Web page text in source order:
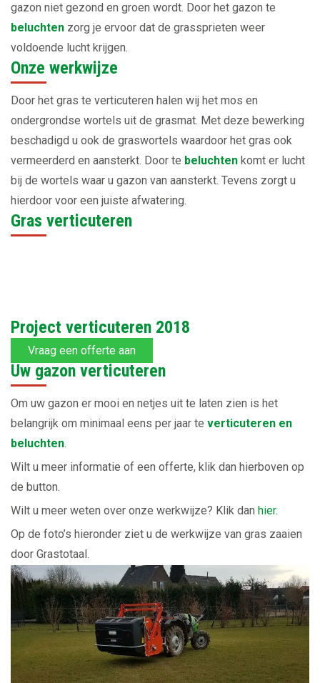
gazon niet gezond en groen wordt. Door het gazon te
beluchten zorg je ervoor dat de grassprieten weer
voldoende lucht krijgen.
Onze werkwijze
Door het gras te verticuteren halen wij het mos en
ondergrondse wortels uit de grasmat. Met deze bewerking
beschadigd u ook de graswortels waardoor het gras ook
vermeerderd en aansterkt. Door te beluchten komt er lucht
bij de wortels waar u gazon van aansterkt. Tevens zorgt u
hierdoor voor een juiste afwatering.
Gras verticuteren
Project verticuteren 2018
Vraag een offerte aan
Uw gazon verticuteren
Om uw gazon er mooi en netjes uit te laten zien is het
belangrijk om minimaal eens per jaar te verticuteren en
beluchten.
Wilt u meer informatie of een offerte, klik dan hierboven op
de button.
Wilt u meer weten over onze werkwijze? Klik dan hier.
Op de foto’s hieronder ziet u de werkwijze van gras zaaien
door Grastotaal.